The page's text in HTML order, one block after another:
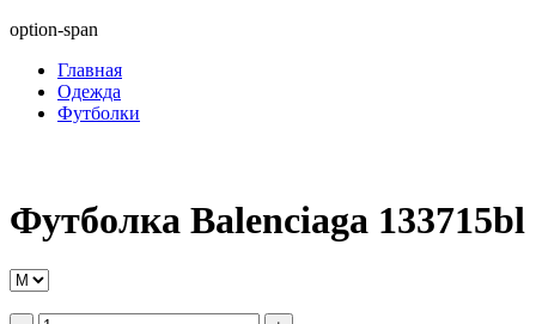
option-span
Главная
Одежда
Футболки
Футболка Balenciaga 133715bl